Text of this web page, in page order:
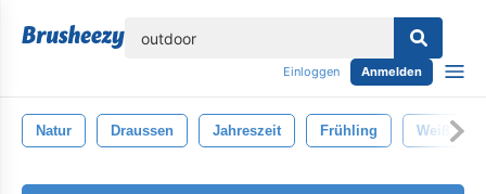
Einloggen Anmelden
Natur Draussen Jahreszeit Frühling Weiß